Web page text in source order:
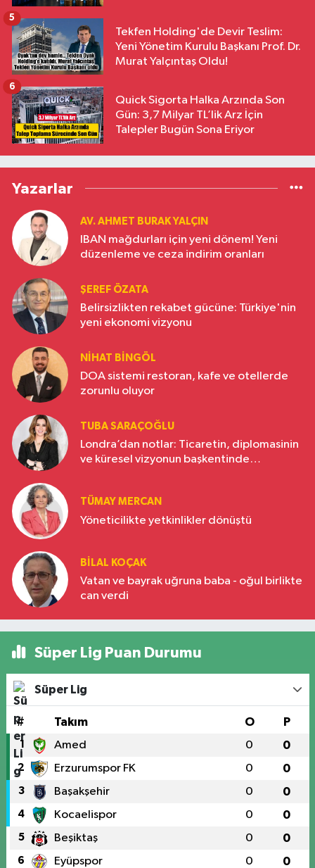
Tekfen Holding'de Devir Teslim:
Yeni Yönetim Kurulu Başkanı Prof. Dr.
Murat Yalçıntaş Oldu!
5
Quick Sigorta Halka Arzında Son
Gün: 3,7 Milyar TL’lik Arz İçin
Talepler Bugün Sona Eriyor
6
Yazarlar
AV. AHMET BURAK YALÇIN
IBAN mağdurları için yeni dönem! Yeni
düzenleme ve ceza indirim oranları
ŞEREF ÖZATA
Belirsizlikten rekabet gücüne: Türkiye'nin
yeni ekonomi vizyonu
NIHAT BINGÖL
DOA sistemi restoran, kafe ve otellerde
zorunlu oluyor
TUBA SARAÇOĞLU
Londra’dan notlar: Ticaretin, diplomasinin
ve küresel vizyonun başkentinde
TÜMAY MERCAN
Yöneticilikte yetkinlikler dönüştü
BILAL KOÇAK
Vatan ve bayrak uğruna baba - oğul birlikte
can verdi
Süper Lig Puan Durumu
Süper Lig
# Takım O P
1 Amed 0 0
2 Erzurumspor FK 0 0
3 Başakşehir 0 0
4 Kocaelispor 0 0
5 Beşiktaş 0 0
6 Eyüpspor 0 0